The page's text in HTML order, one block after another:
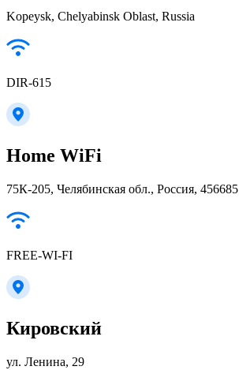
Kopeysk, Chelyabinsk Oblast, Russia
DIR-615
Home WiFi
75К-205, Челябинская обл., Россия, 456685
FREE-WI-FI
Кировский
ул. Ленина, 29